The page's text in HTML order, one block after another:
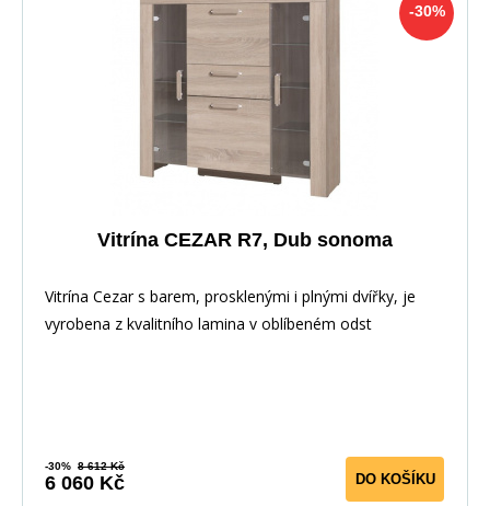
-30%
Vitrína CEZAR R7, Dub sonoma
Vitrína Cezar s barem, prosklenými i plnými dvířky, je
vyrobena z kvalitního lamina v oblíbeném odst
-30% 8 612 Kč
6 060 Kč DO KOŠÍKU